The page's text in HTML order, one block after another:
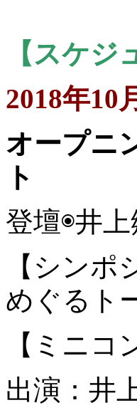
【スケジ
2018年10
オープニ
ト
登壇◉井
【シン
めぐるト
【ミニコ
出演：井